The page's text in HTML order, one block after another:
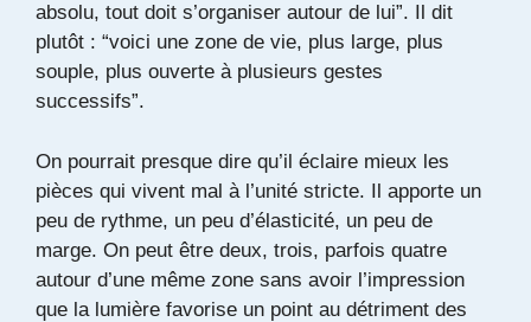
absolu, tout doit s’organiser autour de lui”. Il dit
plutôt : “voici une zone de vie, plus large, plus
souple, plus ouverte à plusieurs gestes
successifs”.
On pourrait presque dire qu’il éclaire mieux les
pièces qui vivent mal à l’unité stricte. Il apporte un
peu de rythme, un peu d’élasticité, un peu de
marge. On peut être deux, trois, parfois quatre
autour d’une même zone sans avoir l’impression
que la lumière favorise un point au détriment des